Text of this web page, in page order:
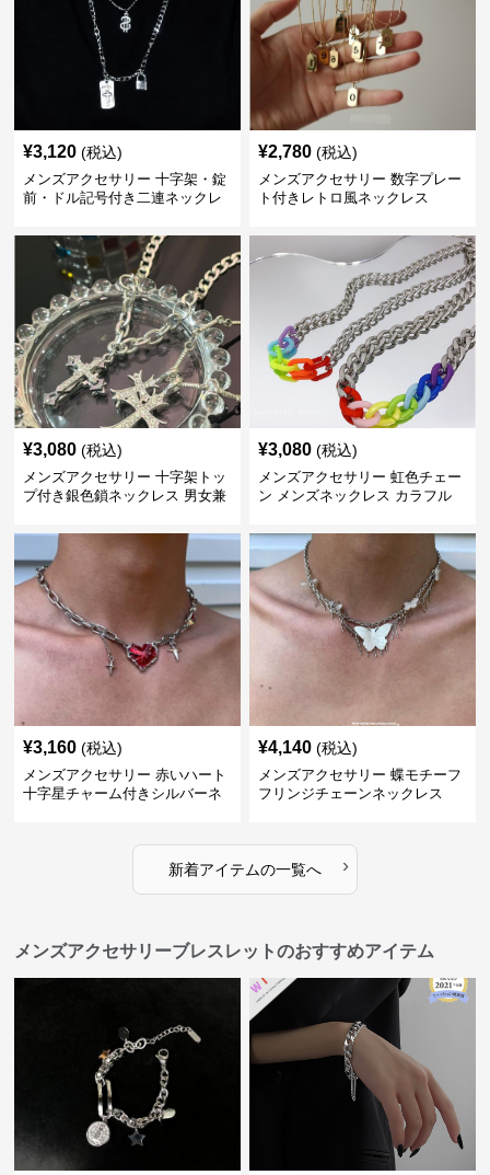
¥3,120 (税込)
メンズアクセサリー 十字架・錠
前・ドル記号付き二連ネックレ
¥2,780 (税込)
メンズアクセサリー 数字プレー
ト付きレトロ風ネックレス
¥3,080 (税込)
メンズアクセサリー 十字架トッ
プ付き銀色鎖ネックレス 男女兼
¥3,080 (税込)
メンズアクセサリー 虹色チェー
ン メンズネックレス カラフル
¥3,160 (税込)
メンズアクセサリー 赤いハート
十字星チャーム付きシルバーネ
¥4,140 (税込)
メンズアクセサリー 蝶モチーフ
フリンジチェーンネックレス
新着アイテムの一覧へ ›
メンズアクセサリーブレスレットのおすすめアイテム